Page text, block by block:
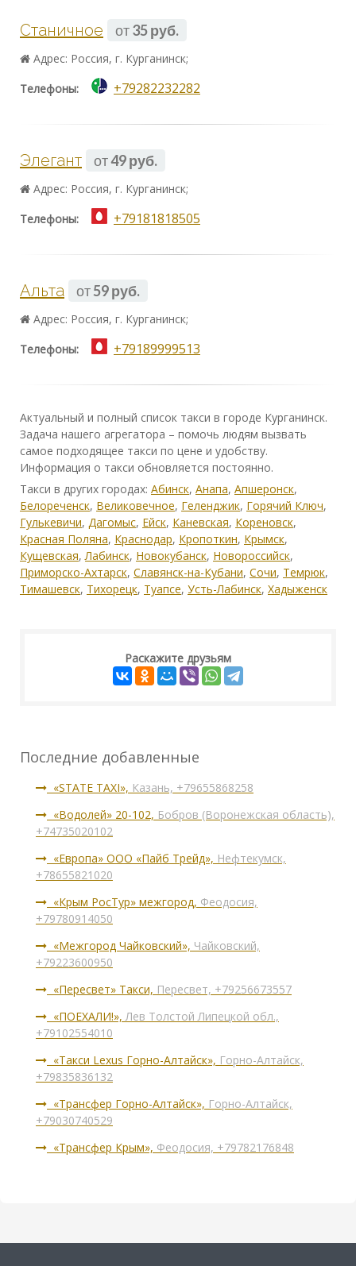
Станичное от35 руб.
Адрес: Россия, г. Курганинск;
Телефоны: +79282232282
Элегант от49 руб.
Адрес: Россия, г. Курганинск;
Телефоны: +79181818505
Альта от59 руб.
Адрес: Россия, г. Курганинск;
Телефоны: +79189999513
Актуальный и полный список такси в городе Курганинск.
Задача нашего агрегатора – помочь людям вызвать
самое подходящее такси по цене и удобству.
Информация о такси обновляется постоянно.
Такси в других городах: Абинск, Анапа, Апшеронск,
Белореченск, Великовечное, Геленджик, Горячий Ключ,
Гулькевичи, Дагомыс, Ейск, Каневская, Кореновск,
Красная Поляна, Краснодар, Кропоткин, Крымск,
Кущевская,Лабинск, Новокубанск, Новороссийск,
Приморско-Ахтарск, Славянск-на-Кубани, Сочи, Темрюк,
Тимашевск, Тихорецк, Туапсе, Усть-Лабинск, Хадыженск
Раскажите друзьям
Последние добавленные
«STATE TAXI», Казань, +79655868258
«Водолей» 20-102, Бобров (Воронежская область),
+74735020102
«Европа» ООО «Пайб Трейд», Нефтекумск,
+78655821020
«Крым РосТур» межгород, Феодосия,
+79780914050
«Межгород Чайковский», Чайковский,
+79223600950
«Пересвет» Такси, Пересвет, +79256673557
«ПОЕХАЛИ!»,Лев Толстой Липецкой обл.,
+79102554010
«Такси Lexus Горно-Алтайск», Горно-Алтайск,
+79835836132
«Трансфер Горно-Алтайск», Горно-Алтайск,
+79030740529
«Трансфер Крым», Феодосия, +79782176848